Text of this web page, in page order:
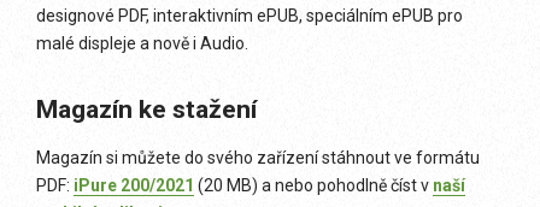
designové PDF, interaktivním ePUB, speciálním ePUB pro
malé displeje a nově i Audio.
Magazín ke stažení
Magazín si můžete do svého zařízení stáhnout ve formátu
PDF: iPure 200/2021 (20 MB) a nebo pohodlně číst v naší